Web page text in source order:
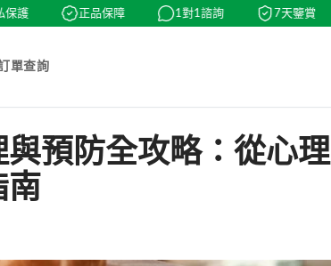
正品保障 1對1諮詢 7天鑒賞
單查詢
預防全攻略：從心理
南